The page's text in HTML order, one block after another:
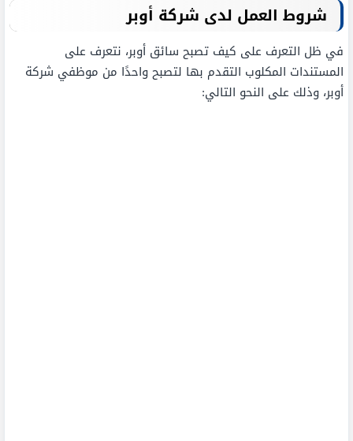
شروط العمل لدى شركة أوبر
في ظل التعرف على كيف تصبح سائق أوبر، نتعرف على
المستندات المكلوب التقدم بها لتصبح واحدًا من موظفي شركة
أوبر، وذلك على النحو التالي: